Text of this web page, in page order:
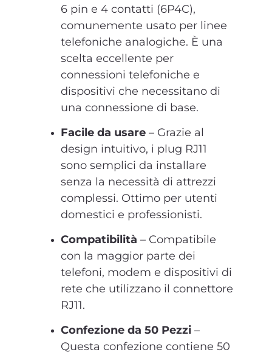
6 pin e 4 contatti (6P4C),
comunemente usato per linee
telefoniche analogiche. È una
scelta eccellente per
connessioni telefoniche e
dispositivi che necessitano di
una connessione di base.
Facile da usare – Grazie al
design intuitivo, i plug RJ11
sono semplici da installare
senza la necessità di attrezzi
complessi. Ottimo per utenti
domestici e professionisti.
Compatibilità – Compatibile
con la maggior parte dei
telefoni, modem e dispositivi di
rete che utilizzano il connettore
RJ11.
Confezione da 50 Pezzi –
Questa confezione contiene 50